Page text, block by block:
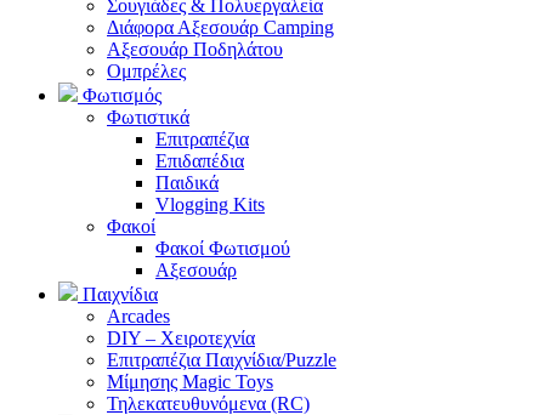
Σουγιάδες & Πολυεργαλεία
Διάφορα Αξεσουάρ Camping
Αξεσουάρ Ποδηλάτου
Ομπρέλες
Φωτισμός
Φωτιστικά
Επιτραπέζια
Επιδαπέδια
Παιδικά
Vlogging Kits
Φακοί
Φακοί Φωτισμού
Αξεσουάρ
Παιχνίδια
Arcades
DIY – Χειροτεχνία
Επιτραπέζια Παιχνίδια/Puzzle
Μίμησης Magic Toys
Τηλεκατευθυνόμενα (RC)